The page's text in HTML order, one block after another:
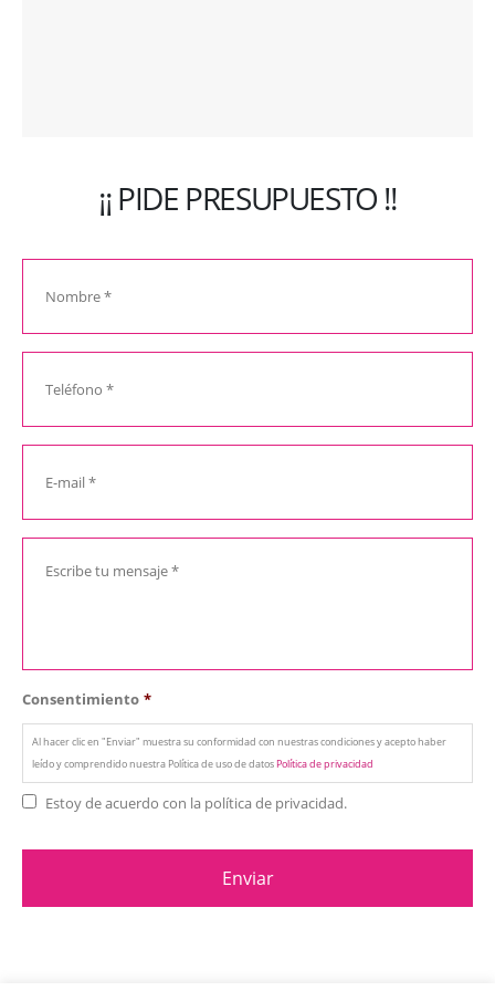
¡¡ PIDE PRESUPUESTO !!
Consentimiento *
Al hacer clic en "Enviar" muestra su conformidad con nuestras condiciones y acepto haber
leído y comprendido nuestra Política de uso de datosPolítica de privacidad
Estoy de acuerdo con la política de privacidad.